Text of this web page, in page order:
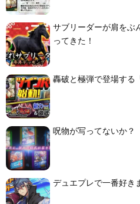
サブリーダーが肩をぶ
ってきた！
轟破と極弾で登場する
呪物が写ってないか？
デュエプレで一番好き